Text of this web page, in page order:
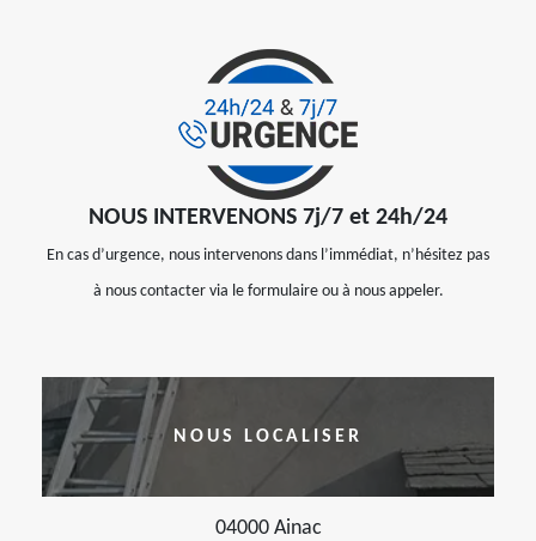
NOUS INTERVENONS 7j/7 et 24h/24
En cas d’urgence, nous intervenons dans l’immédiat, n’hésitez pas
à nous contacter via le formulaire ou à nous appeler.
NOUS LOCALISER
04000 Ainac